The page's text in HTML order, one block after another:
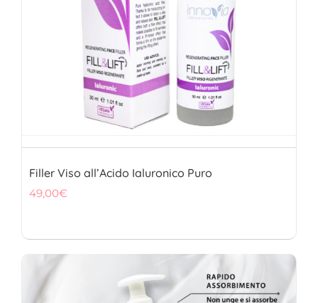
Filler Viso all’Acido Ialuronico Puro
49,00€